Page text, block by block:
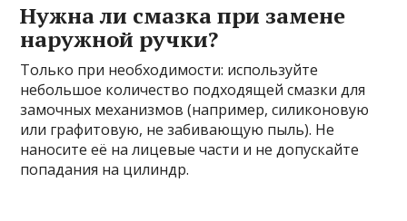
Нужна ли смазка при замене
наружной ручки?
Только при необходимости: используйте
небольшое количество подходящей смазки для
замочных механизмов (например, силиконовую
или графитовую, не забивающую пыль). Не
наносите её на лицевые части и не допускайте
попадания на цилиндр.